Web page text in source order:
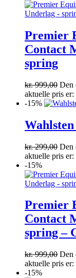
Premier
Contact
spring
kr.999,00 Den
aktuelle pris
-15%
kr.299,00 Den
aktuelle pris
-15%
Premier
Contact
spring –
kr.999,00 Den
aktuelle pris
-15%